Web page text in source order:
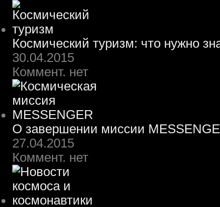
Космический туризм: что нужно
30.04.2015
Коммент. нет
О завершении миссии
27.04.2015
Коммент. нет